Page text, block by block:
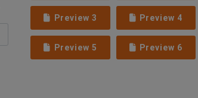
Preview 3 Preview 4
Preview 5 Preview 6